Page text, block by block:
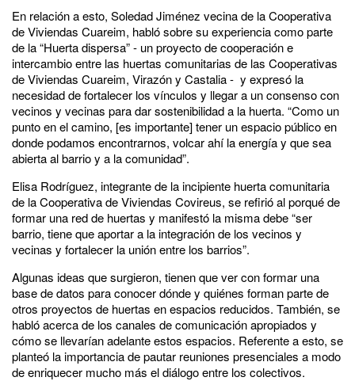
En relación a esto, Soledad Jiménez vecina de la Cooperativa
de Viviendas Cuareim, habló sobre su experiencia como parte
de la “Huerta dispersa” - un proyecto de cooperación e
intercambio entre las huertas comunitarias de las Cooperativas
de Viviendas Cuareim, Virazón y Castalia - y expresó la
necesidad de fortalecer los vínculos y llegar a un consenso con
vecinos y vecinas para dar sostenibilidad a la huerta. “Como un
punto en el camino, [es importante] tener un espacio público en
donde podamos encontrarnos, volcar ahí la energía y que sea
abierta al barrio y a la comunidad”.
Elisa Rodríguez, integrante de la incipiente huerta comunitaria
de la Cooperativa de Viviendas Covireus, se refirió al porqué de
formar una red de huertas y manifestó la misma debe “ser
barrio, tiene que aportar a la integración de los vecinos y
vecinas y fortalecer la unión entre los barrios”.
Algunas ideas que surgieron, tienen que ver con formar una
base de datos para conocer dónde y quiénes forman parte de
otros proyectos de huertas en espacios reducidos. También, se
habló acerca de los canales de comunicación apropiados y
cómo se llevarían adelante estos espacios. Referente a esto, se
planteó la importancia de pautar reuniones presenciales a modo
de enriquecer mucho más el diálogo entre los colectivos.